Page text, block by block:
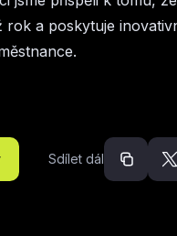
rok a poskytuje
Sdílet dál